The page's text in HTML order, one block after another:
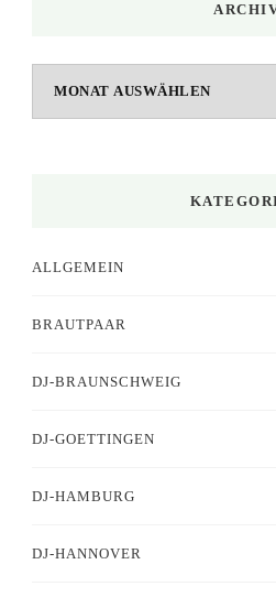
ALLGEMEIN
BRAUTPAAR
DJ-BRAUNSCHWEIG
DJ-GOETTINGEN
DJ-HAMBURG
DJ-HANNOVER